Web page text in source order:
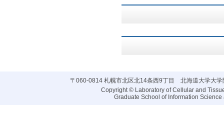
〒060-0814 札幌市北区北14条西9丁目 北海道大学大
Copyright © Laboratory of Cellular and
Graduate School of Information